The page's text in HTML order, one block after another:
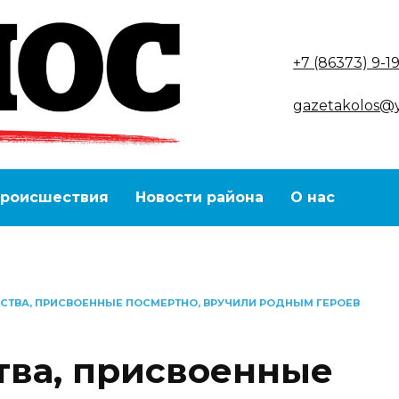
+7 (86373) 9-
Новости района О нас
ПРИСВОЕННЫЕ ПОСМЕРТНО, ВРУЧИЛИ РОДНЫМ ГЕРОЕВ
присвоенные